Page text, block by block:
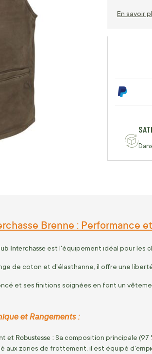
En savoir
Brenne : Performance
Interchasse est l'équipement idéal pour les
de coton et d'élasthanne, il offre une
et ses finitions soignées en font un
et Rangements :
et Robustesse : Sa composition principale (97
aux zones de frottement, il est équipé d'